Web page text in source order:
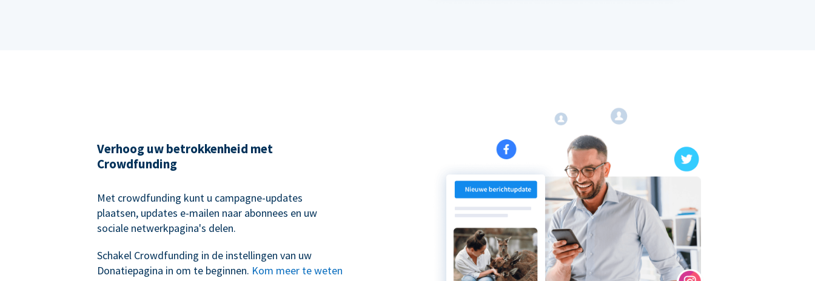
Verhoog uw betrokkenheid met
Crowdfunding
Met crowdfunding kunt u campagne-updates
plaatsen, updates e-mailen naar abonnees en uw
sociale netwerkpagina's delen.
Schakel Crowdfunding in de instellingen van uw
Donatiepagina in om te beginnen. Kom meer te weten